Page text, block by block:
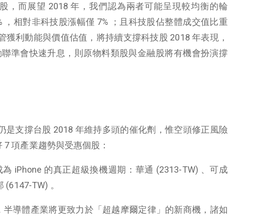
，而展望 2018 年，我們認為兩者可能呈現較均衡的輪
，相對非科技股漲幅僅 7% ；且科技股佔整體成交值比重
獲利動能與價值估值，將持續支撐科技股 2018 年表現，
準會快速升息，則原物料類股與金融股將有機會扮演撐
是支撐台股 2018 年維持多頭的催化劑，惟空頭修正風險
項產業趨勢與受惠個股：
iPhone 的真正超級換機週期：華通 (2313-TW) 、可成
TW) 。
導體產業將更致力於「超越摩爾定律」的新商機，諸如